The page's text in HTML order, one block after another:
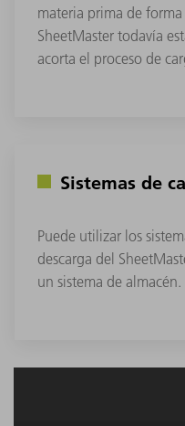
materia prima de
SheetMaster todavía
acorta el proceso de
Sistemas de
Puede utilizar los
descarga del
un sistema de almacén.